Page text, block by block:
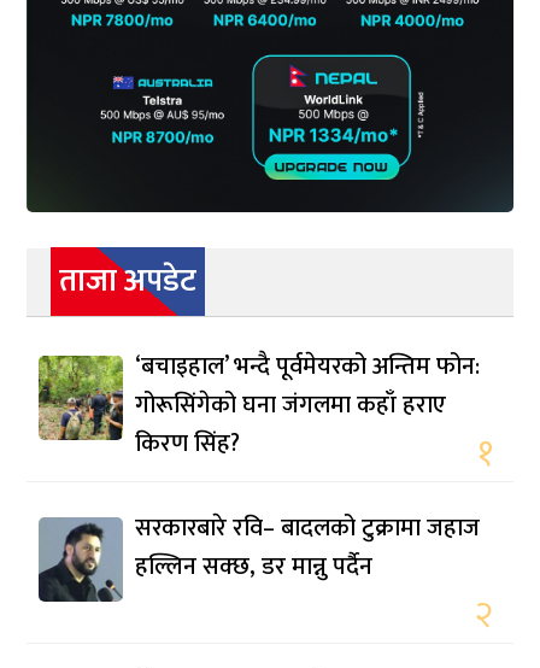
ताजा अपडेट
‘बचाइहाल’ भन्दै पूर्वमेयरको अन्तिम फोन:
गोरूसिंगेको घना जंगलमा कहाँ हराए
किरण सिंह?
१
सरकारबारे रवि– बादलको टुक्रामा जहाज
हल्लिन सक्छ, डर मान्नु पर्दैन
२